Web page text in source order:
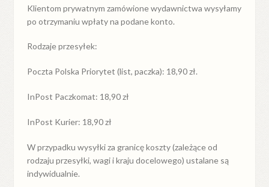
Klientom prywatnym zamówione wydawnictwa wysyłamy
po otrzymaniu wpłaty na podane konto.
Rodzaje przesyłek:
Poczta Polska Priorytet (list, paczka): 18,90 zł.
InPost Paczkomat: 18,90 zł
InPost Kurier: 18,90 zł
W przypadkuwysyłkiza granicękoszty (zależące od
rodzaju przesyłki, wagi i kraju docelowego) ustalane są
indywidualnie.